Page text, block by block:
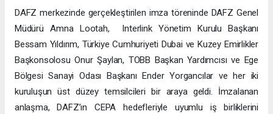
DAFZ merkezinde gerçekleştirilen imza töreninde DAFZ Genel
Müdürü Amna Lootah, Interlink Yönetim Kurulu Başkanı
Bessam Yıldırım, Türkiye Cumhuriyeti Dubai ve Kuzey Emirlikler
Başkonsolosu Onur Şaylan, TOBB Başkan Yardımcısı ve Ege
Bölgesi Sanayi Odası Başkanı Ender Yorgancılar ve her iki
kuruluşun üst düzey temsilcileri bir araya geldi. İmzalanan
anlaşma, DAFZ’ın CEPA hedefleriyle uyumlu iş birliklerini